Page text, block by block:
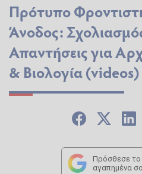
Πρότυπο
Άνοδος:
Απαντήσεις για
& Βιολογία (videos)
Πρόσθεσε το
αγαπημένα